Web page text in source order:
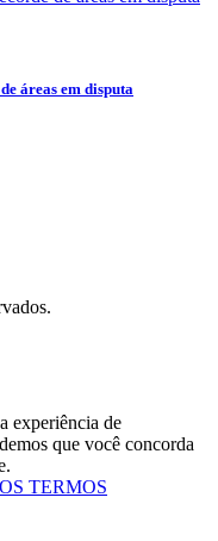
áreas em disputa
experiência de
que você concorda
TERMOS